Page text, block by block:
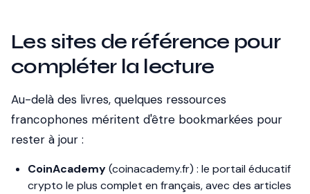
Les sites de référence pour
compléter la lecture
Au-delà des livres, quelques ressources
francophones méritent d'être bookmarkées pour
rester à jour :
CoinAcademy(coinacademy.fr) : le portail éducatif
crypto le plus complet en français, avec des articles